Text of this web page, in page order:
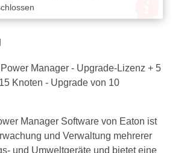
Manager - Upgrade-Lizenz + 5
Knoten - Upgrade von 10
Manager Software von Eaton ist
und Verwaltung mehrerer
und Umweltgeräte und bietet eine